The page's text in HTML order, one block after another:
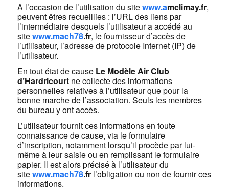
A l’occasion de l’utilisation du sitewww.amclimay.fr,
peuvent êtres recueillies : l’URL des liens par
l’intermédiaire desquels l’utilisateur a accédé au
sitewww.mach78.fr, le fournisseur d’accès de
l’utilisateur, l’adresse de protocole Internet (IP) de
l’utilisateur.
En tout état de cause Le Modèle Air Club
d’Hardricourt ne collecte des informations
personnelles relatives à l’utilisateur que pour la
bonne marche de l’association. Seuls les membres
du bureau y ont accès.
L’utilisateur fournit ces informations en toute
connaissance de cause, via le formulaire
d’inscription, notamment lorsqu’il procède par lui-
même à leur saisie ou en remplissant le formulaire
papier. Il est alors précisé à l’utilisateur du
sitewww.mach78.fr l’obligation ou non de fournir ces
informations.